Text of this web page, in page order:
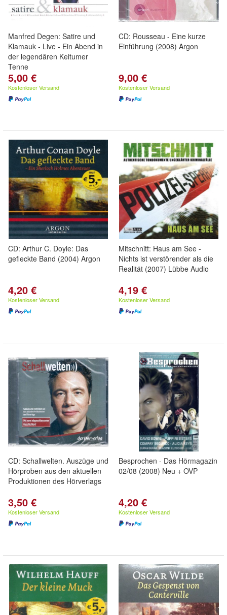
Manfred Degen: Satire und
Klamauk - Live - Ein Abend in
der legendären Keitumer
Tenne
5,00 €
Kostenloser Versand
CD: Rousseau - Eine kurze
Einführung (2008) Argon
9,00 €
Kostenloser Versand
CD: Arthur C. Doyle: Das
gefleckte Band (2004) Argon
4,20 €
Kostenloser Versand
Mitschnitt: Haus am See -
Nichts ist verstörender als die
Realität (2007) Lübbe Audio
4,19 €
Kostenloser Versand
CD: Schallwelten. Auszüge und
Hörproben aus den aktuellen
Produktionen des Hörverlags
3,50 €
Kostenloser Versand
Besprochen - Das Hörmagazin
02/08 (2008) Neu + OVP
4,20 €
Kostenloser Versand